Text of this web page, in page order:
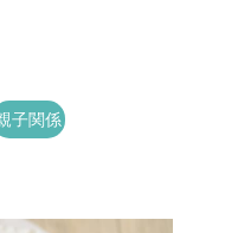
子関係